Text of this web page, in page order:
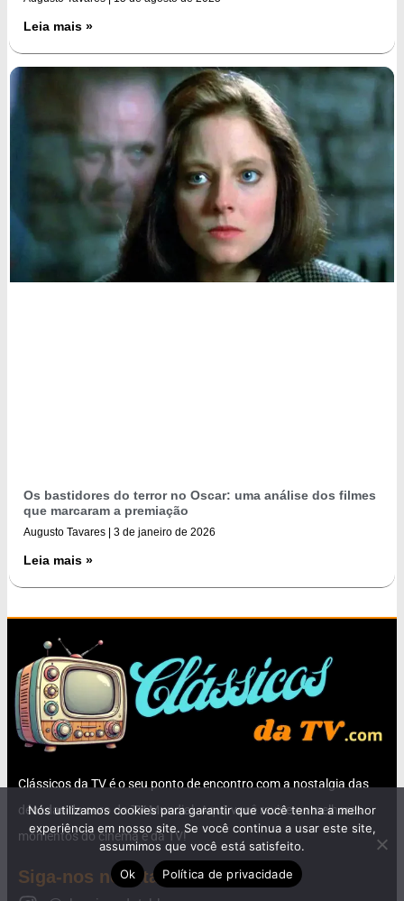
Leia mais »
Os bastidores do terror no Oscar: uma análise dos filmes
que marcaram a premiação
Augusto Tavares 3 de janeiro de 2026
Leia mais »
Clássicos da TV é o seu ponto de encontro com a nostalgia das
décadas de ouro da TV Mundial. Aqui, você revive os melhores
momentos do cinema e da TV!
Siga-nos no Intagram:
Nós utilizamos cookies para garantir que você tenha a melhor
experiência em nosso site. Se você continua a usar este site,
assumimos que você está satisfeito.
Ok
Política de privacidade